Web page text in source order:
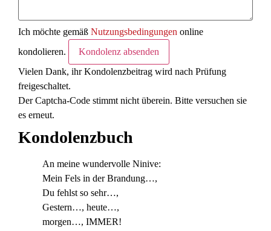
Ich möchte gemäß Nutzungsbedingungen online
kondolieren.
Kondolenz absenden
Vielen Dank, ihr Kondolenzbeitrag wird nach Prüfung
freigeschaltet.
Der Captcha-Code stimmt nicht überein. Bitte versuchen sie
es erneut.
Kondolenzbuch
An meine wundervolle Ninive:
Mein Fels in der Brandung…,
Du fehlst so sehr…,
Gestern…, heute…,
morgen…, IMMER!